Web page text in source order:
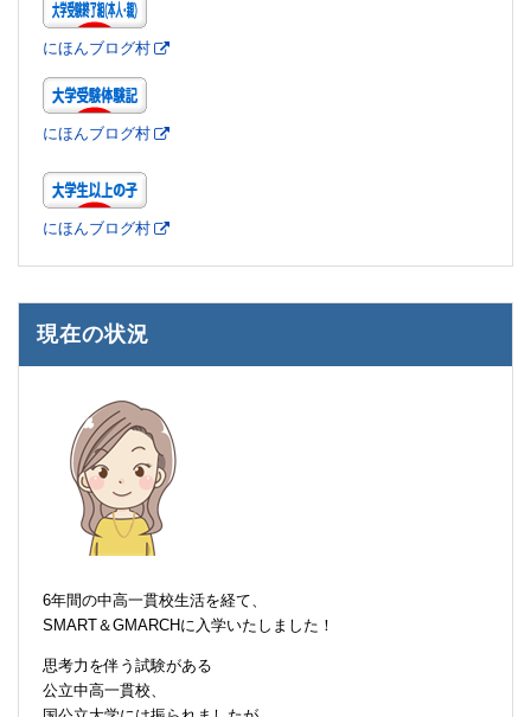
にほんブログ村
にほんブログ村
にほんブログ村
現在の状況
6年間の中高一貫校生活を経て、
SMART＆GMARCHに入学いたしました！
思考力を伴う試験がある
公立中高一貫校、